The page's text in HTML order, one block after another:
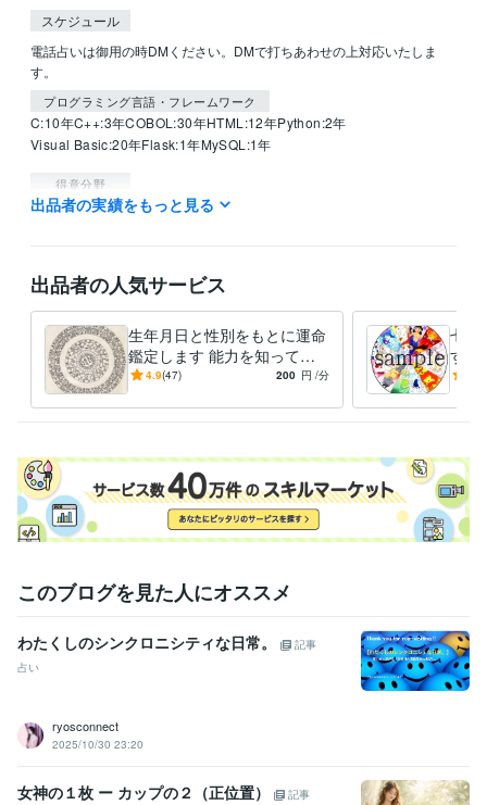
スケジュール
電話占いは御用の時DMください。DMで打ちあわせの上対応いたしま
す。
プログラミング言語・フレームワーク
C:10年C++:3年COBOL:30年HTML:12年Python:2年
Visual Basic:20年Flask:1年MySQL:1年
得意分野
占い 密教占星法・梅花心易・地理風水
出品者の実績をもっと見る
出品者の人気サービス
生年月日と性別をもとに運命
鑑定します 能力を知って可
能な多くの道のより良き選択
4.9(47) 200 円 /分
七政
す
に関
このブログを見た人にオススメ
わたくしのシンクロニシティな日常。
記事
占い
ryosconnect
2025/10/30 23:20
女神の１枚 ー カップの２（正位置）
記事